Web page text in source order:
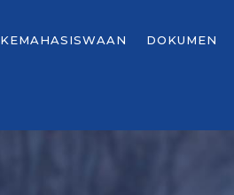
KEMAHASISWAAN DOKUMEN